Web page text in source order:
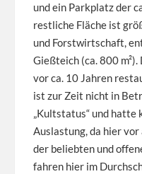
und ein Parkplatz der
restliche Fläche ist
und Forstwirtschaft,
Gießteich (ca. 800
vor ca. 10 Jahren
ist zur Zeit nicht in
„Kultstatus“ und hatte
Auslastung, da hier
der beliebten und
fahren hier im